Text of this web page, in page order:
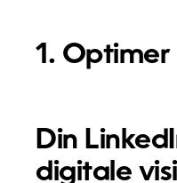
1. Optimer
Din
digitale